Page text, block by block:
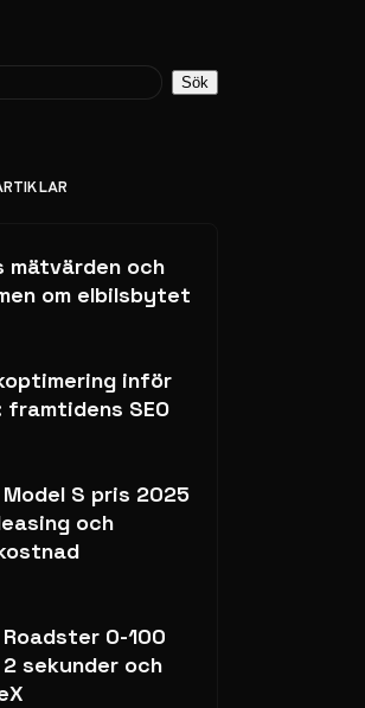
Sök
mätvärden och
om elbilsbytet
inför
framtidens SEO
Model S pris 2025
och
Roadster 0-100
2 sekunder och